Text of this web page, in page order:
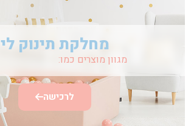
מחלקת תינוק לי
מגוון מוצרים כמו:
לרכישה